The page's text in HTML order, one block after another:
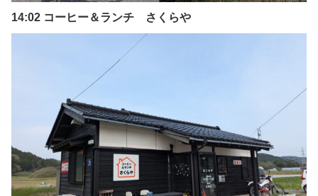
14:02 コーヒー＆ランチ さくらや